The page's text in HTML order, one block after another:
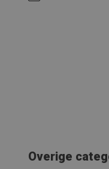
Overige